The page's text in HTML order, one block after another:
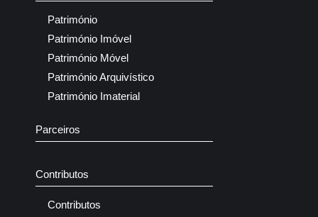
Património
Património Imóvel
Património Móvel
Património Arquivístico
Património Imaterial
Parceiros
Contributos
Contributos